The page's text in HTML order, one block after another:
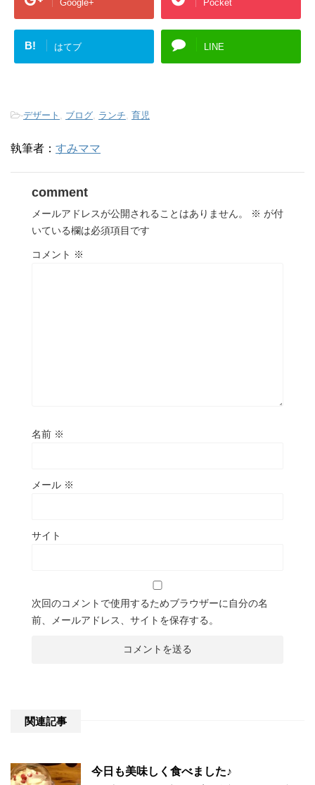
Google+ Pocket
B! はてブ LINE
-デザート , ブログ, ランチ, 育児
執筆者： すみママ
comment
メールアドレスが公開されることはありません。 ※ が付
いている欄は必須項目です
コメント ※
名前 ※
メール ※
サイト
次回のコメントで使用するためブラウザーに自分の名
前、メールアドレス、サイトを保存する。
関連記事
今日も美味しく食べました♪